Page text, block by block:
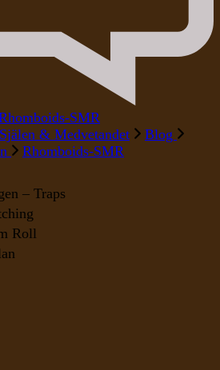
SMR
& Medvetandet
Blog
Rhomboids-SMR
– Traps
Roll